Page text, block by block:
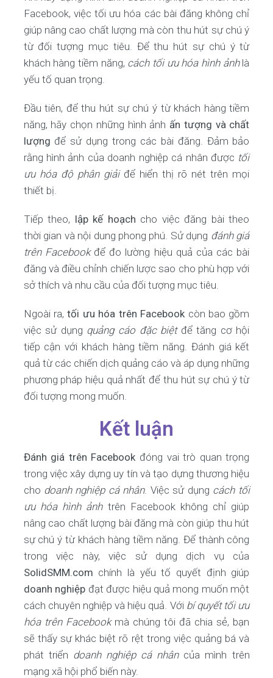
Facebook, việc tối ưu hóa các bài đăng không chỉ
giúp nâng cao chất lượng mà còn thu hút sự chú ý
từ đối tượng mục tiêu. Để thu hút sự chú ý từ
khách hàng tiềm năng, cách tối ưu hóa hình ảnhlà
yếu tố quan trọng.
Đầu tiên, để thu hút sự chú ý từ khách hàng tiềm
năng, hãy chọn những hình ảnh ấn tượng và chất
lượng để sử dụng trong các bài đăng. Đảm bảo
rằng hình ảnh của doanh nghiệp cá nhân được tối
ưu hóa độ phân giảiđể hiển thị rõ nét trên mọi
thiết bị.
Tiếp theo, lập kế hoạch cho việc đăng bài theo
thời gian và nội dung phong phú. Sử dụng đánh giá
trên Facebookđể đo lường hiệu quả của các bài
đăng và điều chỉnh chiến lược sao cho phù hợp với
sở thích và nhu cầu của đối tượng mục tiêu.
Ngoài ra,tối ưu hóa trên Facebook còn bao gồm
việc sử dụng quảng cáo đặc biệtđể tăng cơ hội
tiếp cận với khách hàng tiềm năng. Đánh giá kết
quả từ các chiến dịch quảng cáo và áp dụng những
phương pháp hiệu quả nhất để thu hút sự chú ý từ
đối tượng mong muốn.
Kết luận
Đánh giá trên Facebook đóng vai trò quan trọng
trong việc xây dựng uy tín và tạo dựng thương hiệu
cho doanh nghiệp cá nhân. Việc sử dụng cách tối
ưu hóa hình ảnhtrên Facebook không chỉ giúp
nâng cao chất lượng bài đăng mà còn giúp thu hút
sự chú ý từ khách hàng tiềm năng. Để thành công
trong việc này, việc sử dụng dịch vụ của
SolidSMM.com chính là yếu tố quyết định giúp
doanh nghiệp đạt được hiệu quả mong muốn một
cách chuyên nghiệp và hiệu quả. Với bí quyết tối ưu
hóa trên Facebookmà chúng tôi đã chia sẻ, bạn
sẽ thấy sự khác biệt rõ rệt trong việc quảng bá và
phát triển doanh nghiệp cá nhâncủa mình trên
mạng xã hội phổ biến này.